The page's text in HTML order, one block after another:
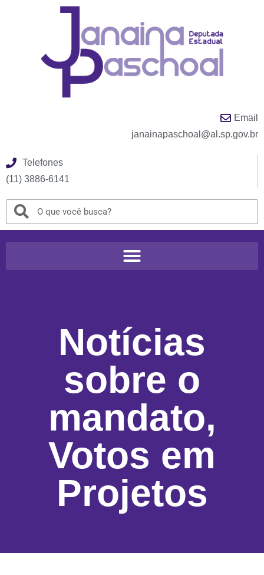
Email
janainapaschoal@al.sp.gov.br
Telefones
(11) 3886-6141
Notícias
sobre o
mandato,
Votos em
Projetos